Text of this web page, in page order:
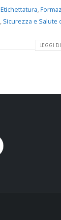
Etichettatura,
, Sicurezza e Salute
LEGGI